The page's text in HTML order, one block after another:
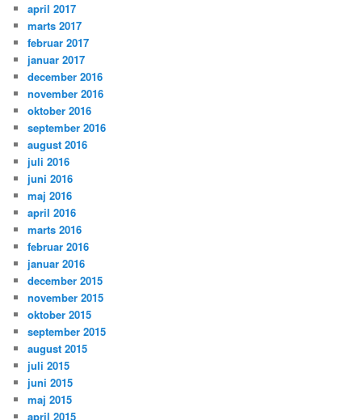
april 2017
marts 2017
februar 2017
januar 2017
december 2016
november 2016
oktober 2016
september 2016
august 2016
juli 2016
juni 2016
maj 2016
april 2016
marts 2016
februar 2016
januar 2016
december 2015
november 2015
oktober 2015
september 2015
august 2015
juli 2015
juni 2015
maj 2015
april 2015